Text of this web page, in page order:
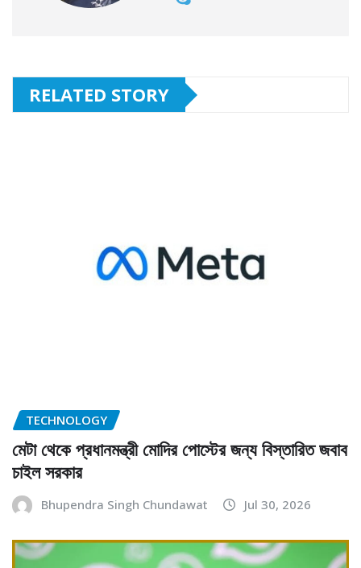
RELATED STORY
TECHNOLOGY
মেটা থেকে প্রধানমন্ত্রী মোদির পোস্টের জন্য বিস্তারিত জবাব
চাইল সরকার
Bhupendra Singh Chundawat Jul 30, 2026